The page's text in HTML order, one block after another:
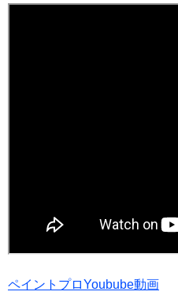
ペイントプロYoubube動画